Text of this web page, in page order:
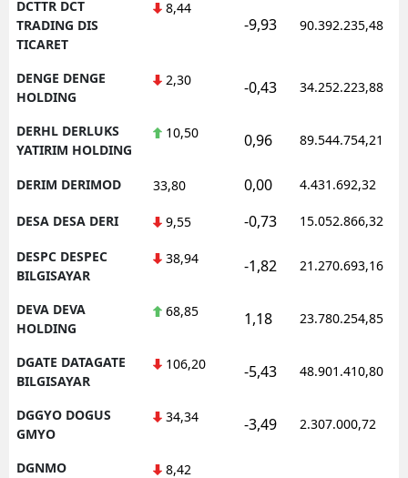
DCTTR DCT
TRADING DIS
TICARET
8,44
-9,93 90.392.235,48
DENGE DENGE
HOLDING
2,30 -0,43 34.252.223,88
DERHL DERLUKS
YATIRIM HOLDING
10,50 0,96 89.544.754,21
DERIM DERIMOD 33,80 0,00 4.431.692,32
DESA DESA DERI 9,55 -0,73 15.052.866,32
DESPC DESPEC
BILGISAYAR
38,94 -1,82 21.270.693,16
DEVA DEVA
HOLDING
68,85 1,18 23.780.254,85
DGATE DATAGATE
BILGISAYAR
106,20 -5,43 48.901.410,80
DGGYO DOGUS
GMYO
34,34 -3,49 2.307.000,72
DGNMO
8,42